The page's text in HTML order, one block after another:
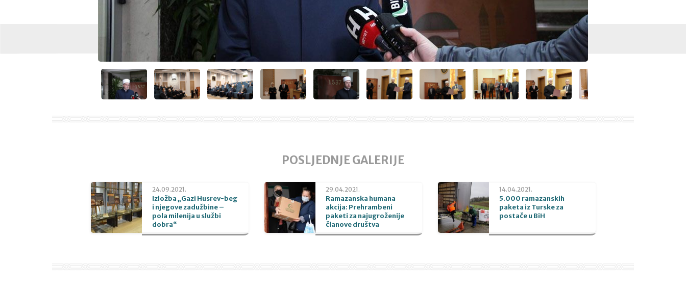
POSLJEDNJE GALERIJE
24.09.2021.
Izložba „Gazi Husrev-beg
i njegove zadužbine –
pola milenija u službi
dobra“
29.04.2021.
Ramazanska humana
akcija: Prehrambeni
paketi za najugroženije
članove društva
14.04.2021.
5.000 ramazanskih
paketa iz Turske za
postače u BiH